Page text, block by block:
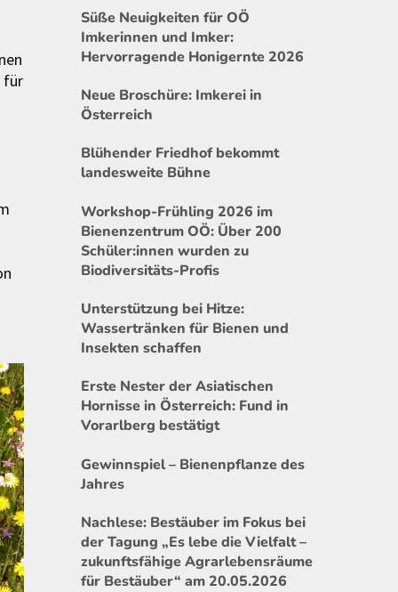
für
Süße Neuigkeiten für OÖ
Imkerinnen und Imker:
Hervorragende Honigernte 2026
Neue Broschüre: Imkerei in
Österreich
Blühender Friedhof bekommt
landesweite Bühne
Workshop-Frühling 2026 im
Bienenzentrum OÖ: Über 200
Schüler:innen wurden zu
Biodiversitäts-Profis
Unterstützung bei Hitze:
Wassertränken für Bienen und
Insekten schaffen
Erste Nester der Asiatischen
Hornisse in Österreich: Fund in
Vorarlberg bestätigt
Gewinnspiel – Bienenpflanze des
Jahres
Nachlese: Bestäuber im Fokus bei
der Tagung „Es lebe die Vielfalt –
zukunftsfähige Agrarlebensräume
für Bestäuber“ am 20.05.2026